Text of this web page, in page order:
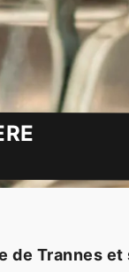
de Trannes et